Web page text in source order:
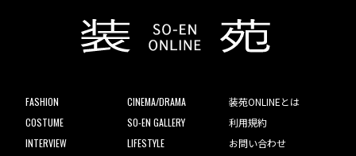
FASHION
COSTUME
INTERVIEW
CINEMA/DRAMA
SO-EN GALLERY
LIFESTYLE
装苑ONLINEとは
利用規約
お問い合わせ